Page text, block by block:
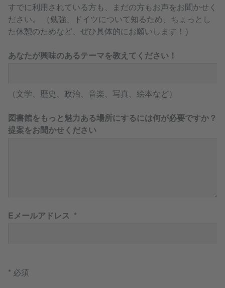
すでに利用されている方も、まだの方もお声をお聞かせく
ださい。 （勉強、ドイツについて知るため、ちょっとし
た休憩のためなど、ぜひ具体的にお願いします！）
あなたが興味のあるテーマを教えてください！
（文学、歴史、政治、音楽、写真、絵本など）
図書館をもっと魅力ある場所にするには何が必要ですか？
提案をお聞かせください
Eメールアドレス
* 必須